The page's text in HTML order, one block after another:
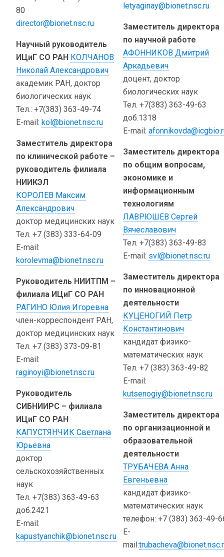
80
director@bionet.nsc.ru
Научный руководитель
ИЦиГ СО РАН КОЛЧАНОВ
Николай Александрович
академик РАН, доктор
биологических наук
Тел.: +7(383) 363-49-74
E-mail: kol@bionet.nsc.ru
Заместитель директора
по клинической работе –
руководитель филиала
НИИКЭЛ
КОРОЛЕВ Максим
Александрович
доктор медицинских наук
Тел. +7 (383) 333-64-09
E-mail:
korolevma@bionet.nsc.ru
Руководитель НИИТПМ –
филиала ИЦиГ СО РАН
РАГИНО Юлия Игоревна
член-корреспондент РАН,
доктор медицинских наук
Тел. +7 (383) 373-09-81
E-mail:
raginoyi@bionet.nsc.ru
Руководитель
СИБНИИРС – филиала
ИЦиГ СО РАН
КАПУСТЯНЧИК Светлана
Юрьевна
доктор
сельскохозяйственных
наук
Тел. +7(383) 363-49-63
доб.2421
E-mail:
kapustyanchik@bionet.nsc.ru
letyaginay@bionet.nsc.ru
Заместитель директора
по научной работе
АФОННИКОВ Дмитрий
Аркадьевич
доцент, доктор
биологических наук
Тел. +7(383) 363-49-63
доб.1318
E-mail:
Заместитель директора
по общим вопросам,
экономике и
информационным
технологиям
ЛАВРЮШЕВ Сергей
Вячеславович
Тел. +7(383) 363-49-83
E-mail: svl@bionet.nsc.ru
Заместитель директора
по инновационной
деятельности
КУЦЕНОГИЙ Петр
Константинович
кандидат физико-
математических наук
Тел. +7 (383) 363-49-82
E-mail:
kutsenogiy@bionet.nsc.ru
Заместитель директора
по организационной и
образовательной
деятельности
ТРУБАЧЕВА Анна
Евгеньевна
кандидат физико-
математических наук
телефон: +7 (383) 363-49-
E-
mail: